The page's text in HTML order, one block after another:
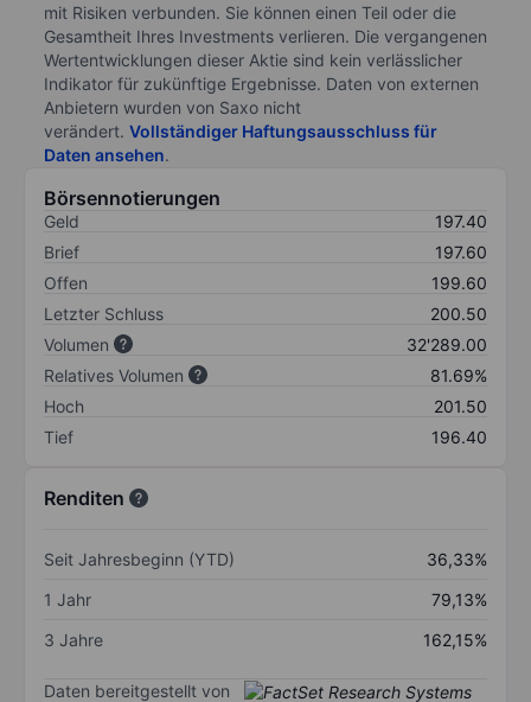
mit Risiken verbunden. Sie können einen Teil oder die
Gesamtheit Ihres Investments verlieren. Die vergangenen
Wertentwicklungen dieser Aktie sind kein verlässlicher
Indikator für zukünftige Ergebnisse. Daten von externen
Anbietern wurden von Saxo nicht
verändert. Vollständiger Haftungsausschluss für
Daten ansehen.
Börsennotierungen
Geld
197.40
Brief
197.60
Offen
199.60
Letzter Schluss
200.50
Volumen
32'289.00
Relatives Volumen
81.69%
Hoch
201.50
Tief
196.40
Renditen
Seit Jahresbeginn (YTD)
36,33%
1 Jahr
79,13%
3 Jahre
162,15%
Daten bereitgestellt von